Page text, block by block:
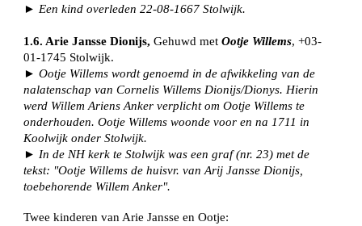
► Een kind overleden 22-08-1667 Stolwijk.
1.6. Arie Jansse Dionijs,Gehuwd metOotje Willems, +03-
01-1745 Stolwijk.
► Ootje Willems wordt genoemd in de afwikkeling van de
nalatenschap van Cornelis Willems Dionijs/Dionys. Hierin
werd Willem Ariens Anker verplicht om Ootje Willems te
onderhouden. Ootje Willems woonde voor en na 1711 in
Koolwijk onder Stolwijk.
► In de NH kerk te Stolwijk was een graf (nr. 23) met de
tekst: "Ootje Willems de huisvr. van Arij Jansse Dionijs,
toebehorende Willem Anker".
Twee kinderen van Arie Jansse en Ootje: